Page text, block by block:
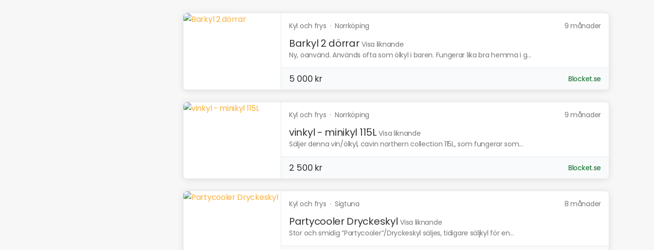
Kyl och frys · Norrköping 9 månader
Barkyl 2 dörrar Visa liknande
Ny, oanvänd. Används ofta som ölkyl i baren. Fungerar lika bra hemma i g...
5 000 kr Blocket.se
Kyl och frys · Norrköping 9 månader
vinkyl - minikyl 115L Visa liknande
Säljer denna vin/ölkyl, cavin northern collection 115L, som fungerar som...
2 500 kr Blocket.se
Kyl och frys · Sigtuna 8 månader
Partycooler Dryckeskyl Visa liknande
Stor och smidig ”Partycooler”/Dryckeskyl säljes, tidigare säljkyl för en...